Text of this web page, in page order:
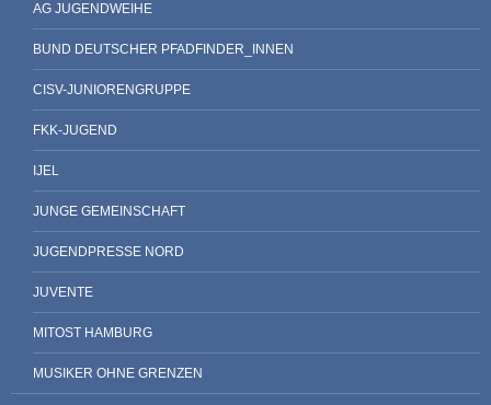
AG JUGENDWEIHE
BUND DEUTSCHER PFADFINDER_INNEN
CISV-JUNIORENGRUPPE
FKK-JUGEND
IJEL
JUNGE GEMEINSCHAFT
JUGENDPRESSE NORD
JUVENTE
MITOST HAMBURG
MUSIKER OHNE GRENZEN